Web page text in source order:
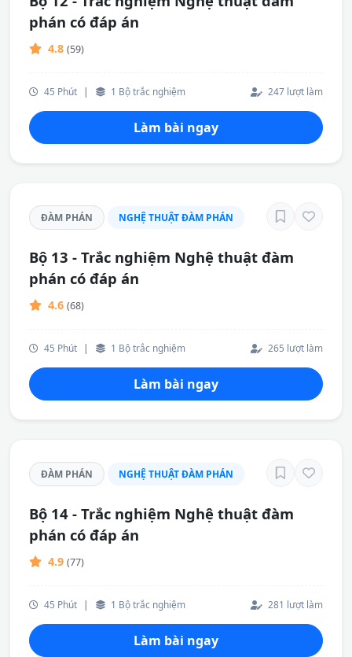
phán có đáp án
4.8 (59)
45 Phút | 1 Bộ trắc nghiệm 247 lượt làm
Làm bài ngay
ĐÀM PHÁN NGHỆ THUẬT ĐÀM PHÁN
Bộ 13 - Trắc nghiệm Nghệ thuật đàm
phán có đáp án
4.6 (68)
45 Phút | 1 Bộ trắc nghiệm 265 lượt làm
Làm bài ngay
ĐÀM PHÁN NGHỆ THUẬT ĐÀM PHÁN
Bộ 14 - Trắc nghiệm Nghệ thuật đàm
phán có đáp án
4.9 (77)
45 Phút | 1 Bộ trắc nghiệm 281 lượt làm
Làm bài ngay